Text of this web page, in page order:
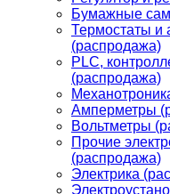
Бумажные
Термостаты и
(распродажа)
PLС,
(распродажа)
Амперметры
Вольтметры
Прочие
(распродажа)
Электрика